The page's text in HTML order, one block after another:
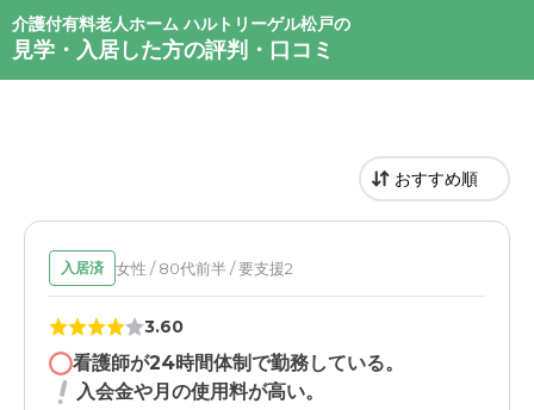
介護付有料老人ホーム ハルトリーゲル松戸の
見学・入居した方の評判・口コミ
入居済 女性 / 80代前半 / 要支援2
3.60
看護師が24時間体制で勤務している。
入会金や月の使用料が高い。